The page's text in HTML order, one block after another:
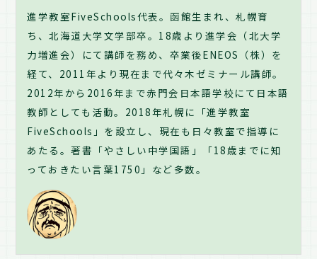
進学教室FiveSchools代表。函館生まれ、札幌育
ち、北海道大学文学部卒。18歳より進学会（北大学
力増進会）にて講師を務め、卒業後ENEOS（株）を
経て、2011年より現在まで代々木ゼミナール講師。
2012年から2016年まで赤門会日本語学校にて日本語
教師としても活動。2018年札幌に「進学教室
FiveSchools」を設立し、現在も日々教室で指導に
あたる。著書「やさしい中学国語」「18歳までに知
っておきたい言葉1750」など多数。